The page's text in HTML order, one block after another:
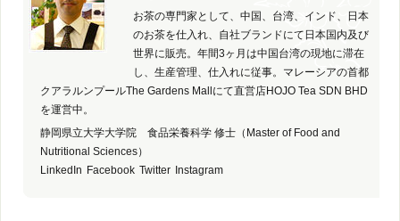
お茶の専門家として、中国、台湾、インド、日本
のお茶を仕入れ、自社ブランドにて日本国内及び
世界に販売。年間3ヶ月は中国台湾の現地に滞在
し、生産管理、仕入れに従事。マレーシアの首都
クアラルンプールThe Gardens Mallにて直営店HOJO Tea SDN BHD
を運営中。
静岡県立大学大学院 食品栄養科学 修士（Master of Food and
Nutritional Sciences）
LinkedIn Facebook Twitter Instagram